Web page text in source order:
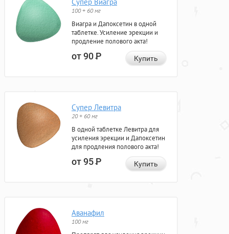
Супер Виагра
100 + 60 мг
Виагра и Дапоксетин в одной
таблетке. Усиление эрекции и
продление полового акта!
от 90Р Купить
Супер Левитра
20 + 60 мг
В одной таблетке Левитра для
усиления эрекции и Дапоксетин
для продления полового акта!
от 95Р Купить
Аванафил
100 мг